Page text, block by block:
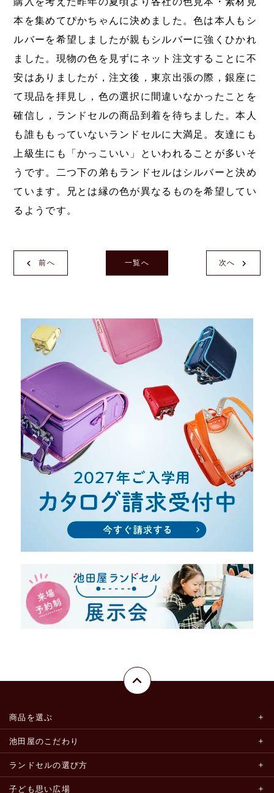
本を集めてぴかちゃんに決めました。色は本人もシ
ルバーを希望しましたが親もシルバーに強くひかれ
ました。現物の色を見ずにネット注文することに不
安はありましたが，注文後，東京出張の際，銀座に
て現品を拝見し，色の選択に間違いなかったことを
確信し，ランドセルの商品到着を待ちました。本人
も誰ももっていないランドセルに大満足。友達にも
上級生にも「かっこいい」といわれることが多いそ
うです。二つ下の弟もランドセルはシルバーと決め
ています。兄とは縁の色が異なるものを希望してい
るようです。
前へ 次へ
一覧へ
商品を選ぶ
池田屋のこだわり
ランドセルの選び方
子ども思い広場